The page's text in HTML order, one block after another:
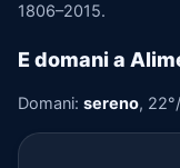
1806–2015.
E domani a
Domani: sereno,